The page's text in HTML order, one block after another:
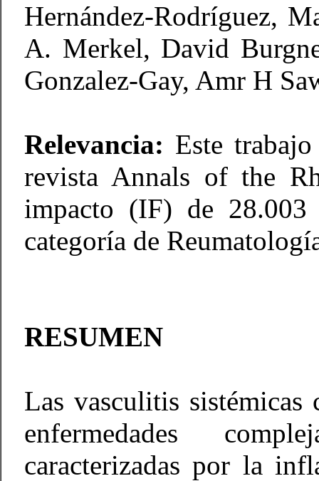
Hernández-Rodríguez,
A. Merkel, David
Gonzalez-Gay, Amr H
Relevancia: Este
revista Annals of the
impacto (IF) de
categoría de
RESUMEN
Las vasculitis sistémicas
enfermedades
caracterizadas por la